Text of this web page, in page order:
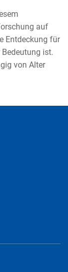
auf
Entdeckung für
ist.
von Alter